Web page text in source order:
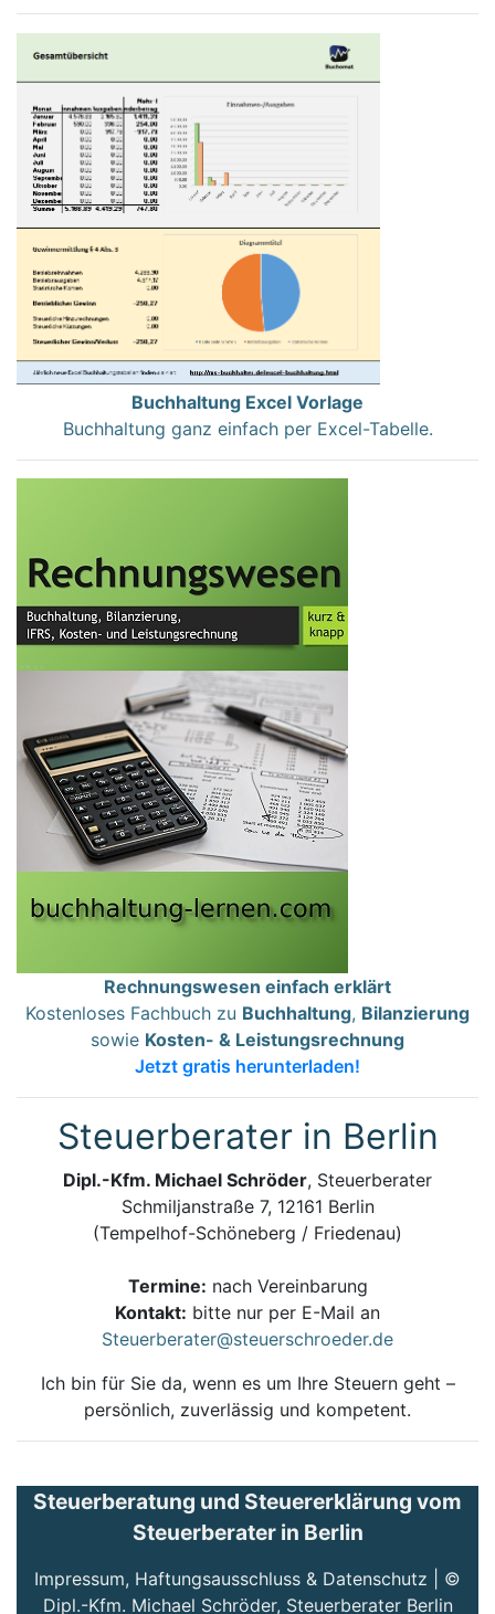
Buchhaltung Excel Vorlage
Buchhaltung ganz einfach per Excel-Tabelle.
Rechnungswesen einfach erklärt
Kostenloses Fachbuch zu Buchhaltung, Bilanzierung
sowie Kosten- & Leistungsrechnung
Jetzt gratis herunterladen!
Steuerberater in Berlin
Dipl.-Kfm. Michael Schröder, Steuerberater
Schmiljanstraße 7, 12161 Berlin
(Tempelhof-Schöneberg / Friedenau)
Termine: nach Vereinbarung
Kontakt: bitte nur per E-Mail an
Steuerberater@steuerschroeder.de
Ich bin für Sie da, wenn es um Ihre Steuern geht –
persönlich, zuverlässig und kompetent.
Steuerberatung und Steuererklärung vom
Steuerberater in Berlin
Impressum, Haftungsausschluss & Datenschutz | ©
Dipl.-Kfm. Michael Schröder, Steuerberater Berlin